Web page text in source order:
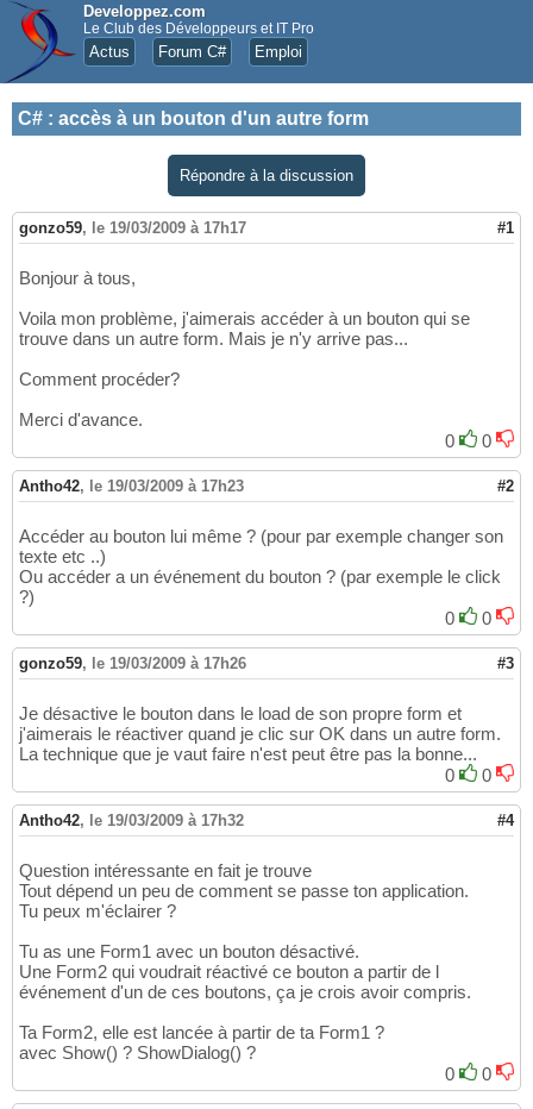
Developpez.com
Le Club des Développeurs et IT Pro
Actus Forum C# Emploi
C# : accès à un bouton d'un autre form
Répondre à la discussion
gonzo59, le 19/03/2009 à 17h17 #1
Bonjour à tous,
Voila mon problème, j'aimerais accéder à un bouton qui se
trouve dans un autre form. Mais je n'y arrive pas...
Comment procéder?
Merci d'avance.
0
0
Antho42, le 19/03/2009 à 17h23 #2
Accéder au bouton lui même ? (pour par exemple changer son
texte etc ..)
Ou accéder a un événement du bouton ? (par exemple le click
?)
0
0
gonzo59, le 19/03/2009 à 17h26 #3
Je désactive le bouton dans le load de son propre form et
j'aimerais le réactiver quand je clic sur OK dans un autre form.
La technique que je vaut faire n'est peut être pas la bonne...
0
0
Antho42, le 19/03/2009 à 17h32 #4
Question intéressante en fait je trouve
Tout dépend un peu de comment se passe ton application.
Tu peux m'éclairer ?
Tu as une Form1 avec un bouton désactivé.
Une Form2 qui voudrait réactivé ce bouton a partir de l
événement d'un de ces boutons, ça je crois avoir compris.
Ta Form2, elle est lancée à partir de ta Form1 ?
avec Show() ? ShowDialog() ?
0
0